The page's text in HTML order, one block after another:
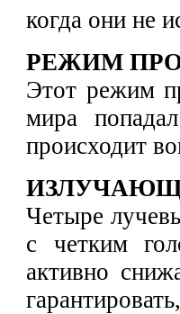
когда они не
РЕЖИМ
Этот режим
мира
происходит
Четыре
с четким
активно